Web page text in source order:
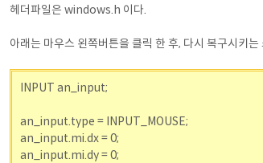
헤더파일은 windows.h 이다.
아래는 마우스 왼쪽버튼을 클릭 한 후, 다시 복구시키는
INPUT an_input;
an_input.type = INPUT_MOUSE;
an_input.mi.dx = 0;
an_input.mi.dy = 0;